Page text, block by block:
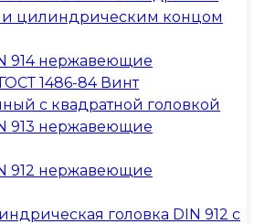
и цилиндрическим концом
914 нержавеющие
1486-84 Винт
с квадратной головкой
913 нержавеющие
912 нержавеющие
головка DIN 912 с